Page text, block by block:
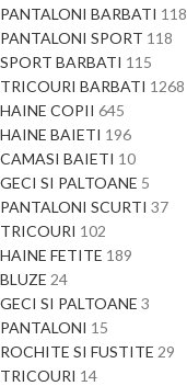
PANTALONI BARBATI 118
PANTALONI SPORT 118
SPORT BARBATI 115
TRICOURI BARBATI 1268
HAINE COPII 645
HAINE BAIETI 196
CAMASI BAIETI 10
GECI SI PALTOANE 5
PANTALONI SCURTI 37
TRICOURI 102
HAINE FETITE 189
BLUZE 24
GECI SI PALTOANE 3
PANTALONI 15
ROCHITE SI FUSTITE 29
TRICOURI 14